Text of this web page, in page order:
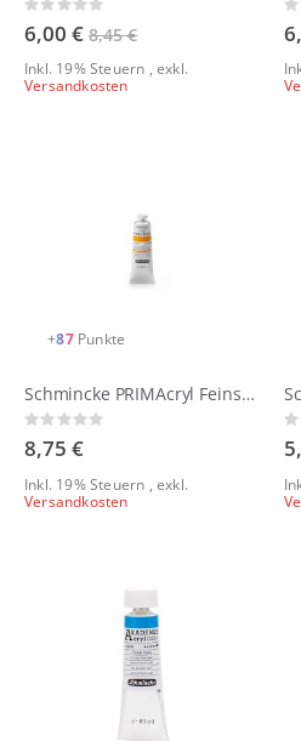
Rating:
0%
6,00 € 8,45 €
Inkl. 19% Steuern ,exkl.
Versandkosten
+87 Punkte
Schmincke PRIMAcryl Feinste Künstler-Acrylfarben 60 ml
Rating:
0%
8,75 €
Inkl. 19% Steuern ,exkl.
Versandkosten